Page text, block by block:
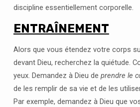
discipline essentiellement corporelle.
ENTRAÎNEMENT
Alors que vous étendez votre corps
devant Dieu, recherchez la quiétude.
yeux. Demandez à Dieu de prendre le
de les remplir de sa vie et de les
Par exemple, demandez à Dieu que